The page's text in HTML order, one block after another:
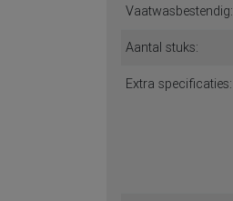
Vaatwasbestendig:
Aantal stuks:
Extra specificaties: